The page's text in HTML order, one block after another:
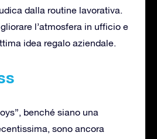
dalla routine lavorativa.
l’atmosfera in ufficio e
idea regalo aziendale.
benché siano una
sono ancora